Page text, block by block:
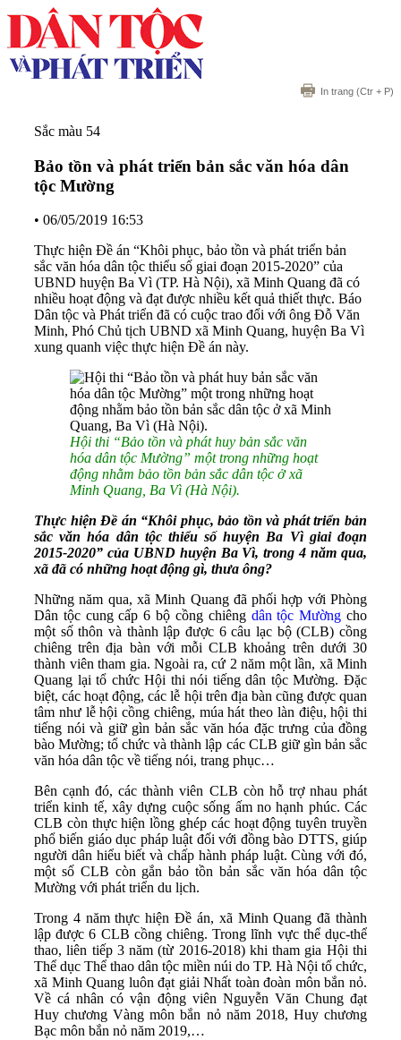
In trang (Ctr + P)
Sắc màu 54
Bảo tồn và phát triển bản sắc văn hóa dân
tộc Mường
• 06/05/2019 16:53
Thực hiện Đề án “Khôi phục, bảo tồn và phát triển bản
sắc văn hóa dân tộc thiểu số giai đoạn 2015-2020” của
UBND huyện Ba Vì (TP. Hà Nội), xã Minh Quang đã có
nhiều hoạt động và đạt được nhiều kết quả thiết thực. Báo
Dân tộc và Phát triển đã có cuộc trao đổi với ông Đỗ Văn
Minh, Phó Chủ tịch UBND xã Minh Quang, huyện Ba Vì
xung quanh việc thực hiện Đề án này.
Hội thi “Bảo tồn và phát huy bản sắc văn
hóa dân tộc Mường” một trong những hoạt
động nhằm bảo tồn bản sắc dân tộc ở xã
Minh Quang, Ba Vì (Hà Nội).
Thực hiện Đề án “Khôi phục, bảo tồn và phát triển bản
sắc văn hóa dân tộc thiểu số huyện Ba Vì giai đoạn
2015-2020” của UBND huyện Ba Vì, trong 4 năm qua,
xã đã có những hoạt động gì, thưa ông?
Những năm qua, xã Minh Quang đã phối hợp với Phòng
Dân tộc cung cấp 6 bộ cồng chiêng dân tộc Mường cho
một số thôn và thành lập được 6 câu lạc bộ (CLB) cồng
chiêng trên địa bàn với mỗi CLB khoảng trên dưới 30
thành viên tham gia. Ngoài ra, cứ 2 năm một lần, xã Minh
Quang lại tổ chức Hội thi nói tiếng dân tộc Mường. Đặc
biệt, các hoạt động, các lễ hội trên địa bàn cũng được quan
tâm như lễ hội cồng chiêng, múa hát theo làn điệu, hội thi
tiếng nói và giữ gìn bản sắc văn hóa đặc trưng của đồng
bào Mường; tổ chức và thành lập các CLB giữ gìn bản sắc
văn hóa dân tộc về tiếng nói, trang phục…
Bên cạnh đó, các thành viên CLB còn hỗ trợ nhau phát
triển kinh tế, xây dựng cuộc sống ấm no hạnh phúc. Các
CLB còn thực hiện lồng ghép các hoạt động tuyên truyền
phổ biến giáo dục pháp luật đối với đồng bào DTTS, giúp
người dân hiểu biết và chấp hành pháp luật. Cùng với đó,
một số CLB còn gắn bảo tồn bản sắc văn hóa dân tộc
Mường với phát triển du lịch.
Trong 4 năm thực hiện Đề án, xã Minh Quang đã thành
lập được 6 CLB cồng chiêng. Trong lĩnh vực thể dục-thể
thao, liên tiếp 3 năm (từ 2016-2018) khi tham gia Hội thi
Thể dục Thể thao dân tộc miền núi do TP. Hà Nội tổ chức,
xã Minh Quang luôn đạt giải Nhất toàn đoàn môn bắn nỏ.
Về cá nhân có vận động viên Nguyễn Văn Chung đạt
Huy chương Vàng môn bắn nỏ năm 2018, Huy chương
Bạc môn bắn nỏ năm 2019,…